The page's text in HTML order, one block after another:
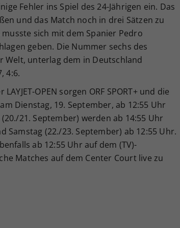
Fehler ins Spiel des 24-Jährigen ein. Das
und das Match noch in drei Sätzen zu
sich mit dem Spanier Pedro
geben. Die Nummer sechs des
unterlag dem in Deutschland
4:6.
OPEN sorgen ORF SPORT+ und die
Dienstag, 19. September, ab 12:55 Uhr
21. September) werden ab 14:55 Uhr
Samstag (22./23. September) ab 12:55 Uhr.
ab 12:55 Uhr auf dem (TV)-
Matches auf dem Center Court live zu